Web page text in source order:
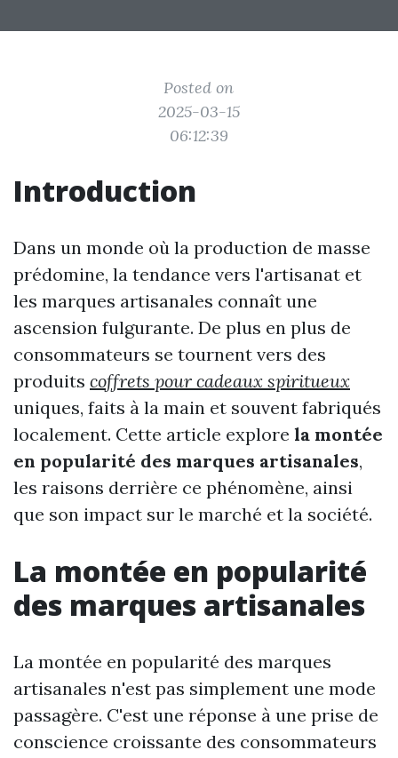
Posted on
2025-03-15
06:12:39
Introduction
Dans un monde où la production de masse
prédomine, la tendance vers l'artisanat et
les marques artisanales connaît une
ascension fulgurante. De plus en plus de
consommateurs se tournent vers des
produits coffrets pour cadeaux spiritueux
uniques, faits à la main et souvent fabriqués
localement. Cette article explore la montée
en popularité des marques artisanales,
les raisons derrière ce phénomène, ainsi
que son impact sur le marché et la société.
La montée en popularité
des marques artisanales
La montée en popularité des marques
artisanales n'est pas simplement une mode
passagère. C'est une réponse à une prise de
conscience croissante des consommateurs